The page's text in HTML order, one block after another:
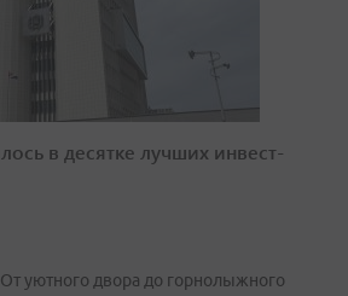
в десятке лучших инвест-
От уютного двора до горнолыжного